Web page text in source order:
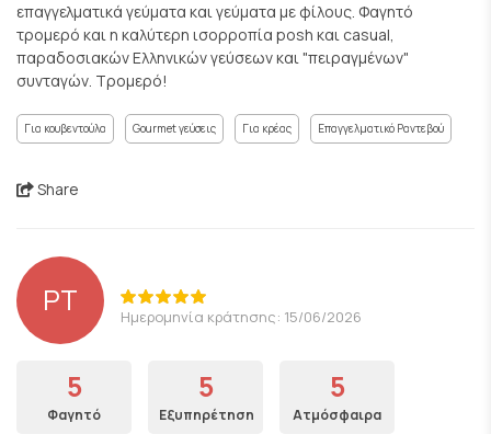
επαγγελματικά γεύματα και γεύματα με φίλους. Φαγητό
τρομερό και η καλύτερη ισορροπία posh και casual,
παραδοσιακών Ελληνικών γεύσεων και "πειραγμένων"
συνταγών. Τρομερό!
Για κουβεντούλα Gourmet γεύσεις Για κρέας Επαγγελματικό Ραντεβού
Share
PT Ημερομηνία κράτησης: 15/06/2026
5
Φαγητό
5
Εξυπηρέτηση
5
Ατμόσφαιρα